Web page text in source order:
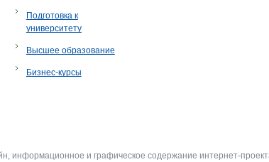
Подготовка к
университету
Высшее образование
Бизнес-курсы
информационное и графическое содержание интернет-